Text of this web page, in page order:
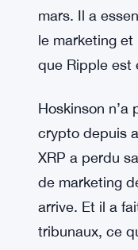
mars. Il a
le marketing
que Ripple est
Hoskinson
crypto depuis
XRP a perdu
de marketing
arrive. Et il a
tribunaux, ce